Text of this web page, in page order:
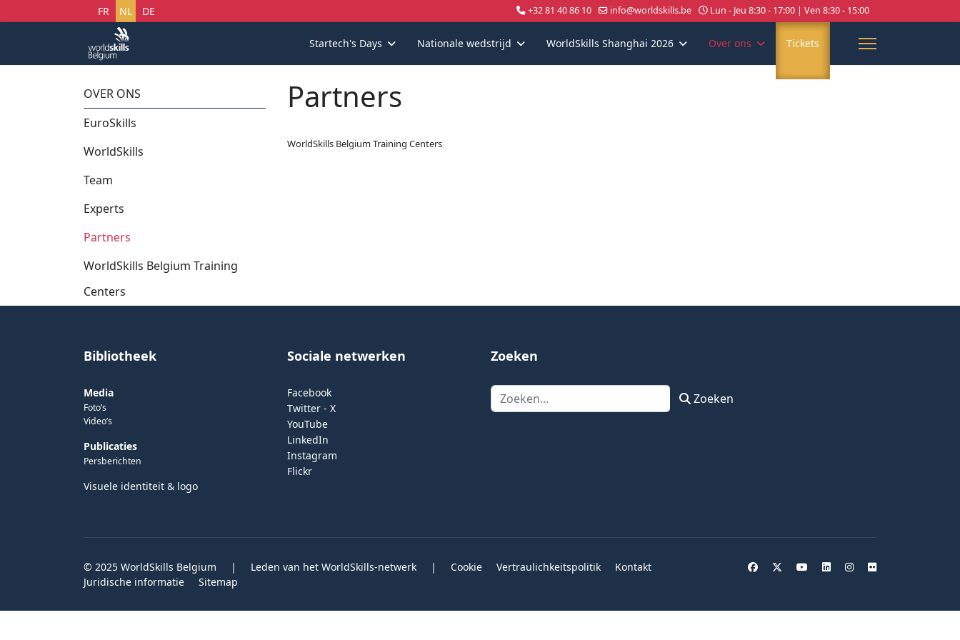
Selecteer uw taal
FR NL DE +32 81 40 86 10 info@worldskills.be Lun - Jeu 8:30 - 17:00 | Ven 8:30 - 15:00
Startech's Days Nationale wedstrijd WorldSkills Shanghai 2026 Over ons Tickets
OVER ONS
EuroSkills
WorldSkills
Team
Experts
Partners
WorldSkills Belgium Training
Centers
Partners
WorldSkills Belgium Training Centers
Bibliotheek
Media
Foto’s
Video’s
Publicaties
Persberichten
Visuele identiteit & logo
Sociale netwerken
Facebook
Twitter - X
YouTube
LinkedIn
Instagram
Flickr
Zoeken
Zoeken Zoeken
© 2025 WorldSkills Belgium | Leden van het WorldSkills-netwerk | Cookie Vertraulichkeitspolitik
Kontakt
Juridische informatie
Sitemap